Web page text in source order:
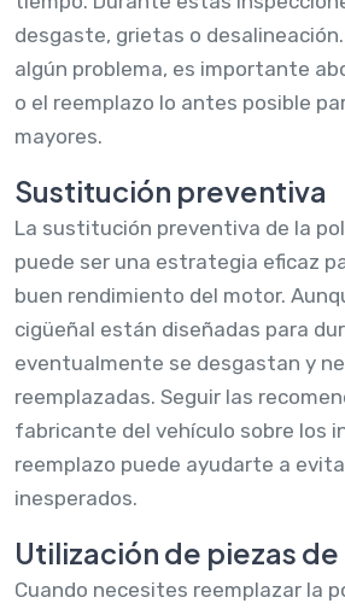
desgaste, grietas o
algún problema, es importante
o el reemplazo lo antes posible
mayores.
Sustitución preventiva
La sustitución preventiva de la
puede ser una estrategia eficaz
buen rendimiento del motor.
cigüeñal están diseñadas para
eventualmente se desgastan y
reemplazadas. Seguir las
fabricante del vehículo sobre los
reemplazo puede ayudarte a
inesperados.
Utilización de piezas
Cuando necesites reemplazar la